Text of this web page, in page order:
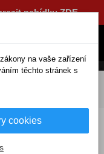
nabídku ZDE
na vaše zařízení
těchto stránek s
cookies